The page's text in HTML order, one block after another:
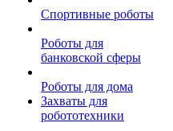
Спортивные роботы
Роботы для
банковской сферы
Роботы для дома
Захваты для
робототехники